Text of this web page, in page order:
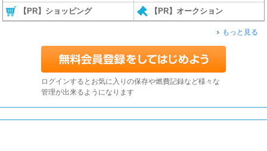
【PR】ショッピング 【PR】オークション
もっと見る
ログインするとお気に入りの保存や燃費記録など様々な
管理が出来るようになります